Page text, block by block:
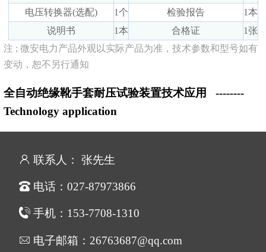
电压转换器(选配)
1个 检验报告
1本
说明书
1本 合格证
1张
注 ; 微安电力产品外观以实际产品为准，技术参数和型号如有
变动，恕不另行通知
全自动绝缘靴手套耐压试验装置技术应用
--------
Technology application
联系人： 张先生
电话：027-87973866
手机：153-7708-1310
电子邮箱：26763687@qq.com